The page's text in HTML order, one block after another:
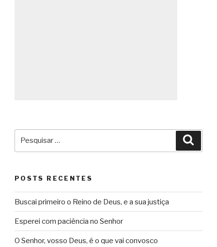
POSTS RECENTES
Buscai primeiro o Reino de Deus, e a sua justiça
Esperei com paciência no Senhor
O Senhor, vosso Deus, é o que vai convosco